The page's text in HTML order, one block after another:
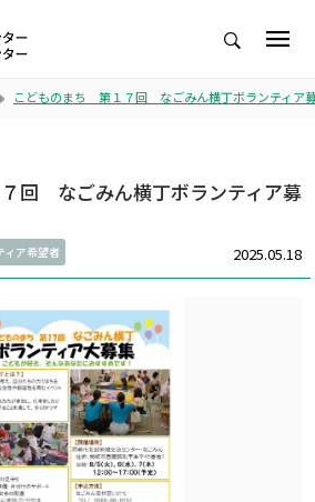
こどものまち 第１７回 なごみん横丁ボランティア
回 なごみん横丁ボランティア募
ィア希望者 2025.05.18